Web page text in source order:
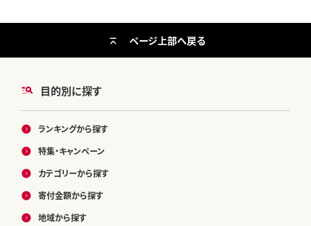
目的別に探す
ランキングから探す
特集・キャンペーン
カテゴリーから探す
寄付金額から探す
地域から探す
ページ上部へ戻る